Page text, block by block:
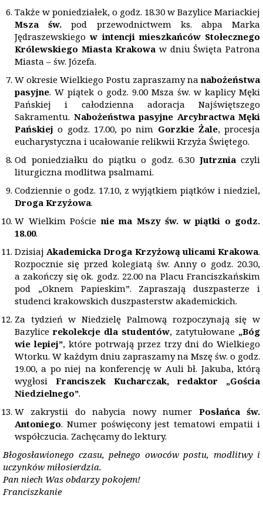
Także w poniedziałek, o godz. 18.30 w Bazylice Mariackiej
Msza św. pod przewodnictwem ks. abpa Marka
Jędraszewskiegow intencji mieszkańców Stołecznego
Królewskiego Miasta Krakowa w dniu Święta Patrona
Miasta – św. Józefa.
W okresie Wielkiego Postu zapraszamy nanabożeństwa
pasyjne. W piątek o godz. 9.00 Msza św. w kaplicy Męki
Pańskiej i całodzienna adoracja Najświętszego
Sakramentu. Nabożeństwa pasyjne Arcybractwa Męki
Pańskiej o godz. 17.00, po nim Gorzkie Żale, procesja
eucharystyczna i ucałowanie relikwii Krzyża Świętego.
Od poniedziałku do piątku o godz. 6.30 Jutrznia czyli
liturgiczna modlitwa psalmami.
Codziennie o godz. 17.10, z wyjątkiem piątków i niedziel,
Droga Krzyżowa.
W Wielkim Pościenie ma Mszy św. w piątki o godz.
18.00.
DzisiajAkademicka Droga Krzyżową ulicami Krakowa.
Rozpocznie się przed kolegiatą św. Anny o godz. 20.30,
a zakończy się ok. godz. 22.00 na Placu Franciszkańskim
pod „Oknem Papieskim”. Zapraszają duszpasterze i
studenci krakowskich duszpasterstw akademickich.
Za tydzień w Niedzielę Palmową rozpoczynają się w
Bazylicerekolekcje dla studentów, zatytułowane „Bóg
wie lepiej”, które potrwają przez trzy dni do Wielkiego
Wtorku. W każdym dniu zapraszamy na Mszę św. o godz.
19.00, a po niej na konferencję w Auli bł. Jakuba, którą
wygłosi Franciszek Kucharczak, redaktor „Gościa
Niedzielnego”.
W zakrystii do nabycia nowy numer Posłańca św.
Antoniego. Numer poświęcony jest tematowi empatii i
współczucia. Zachęcamy do lektury.
Błogosławionego czasu, pełnego owoców postu, modlitwy i
uczynków miłosierdzia.
Pan niech Was obdarzy pokojem!
Franciszkanie